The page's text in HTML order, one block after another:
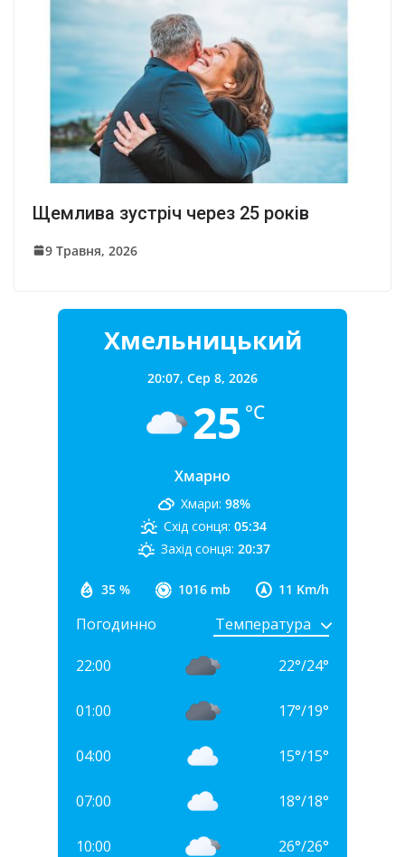
Щемлива зустріч через 25 років
9 Травня, 2026
Хмельницький
20:07, Сер 8, 2026
25 °C
Хмарно
35 % 1016 mb 11 Km/h
Хмари: 98%
Схід сонця: 05:34
Захід сонця: 20:37
Погодинно
22:00 22°/24°
01:00 17°/19°
04:00 15°/15°
07:00 18°/18°
10:00 26°/26°